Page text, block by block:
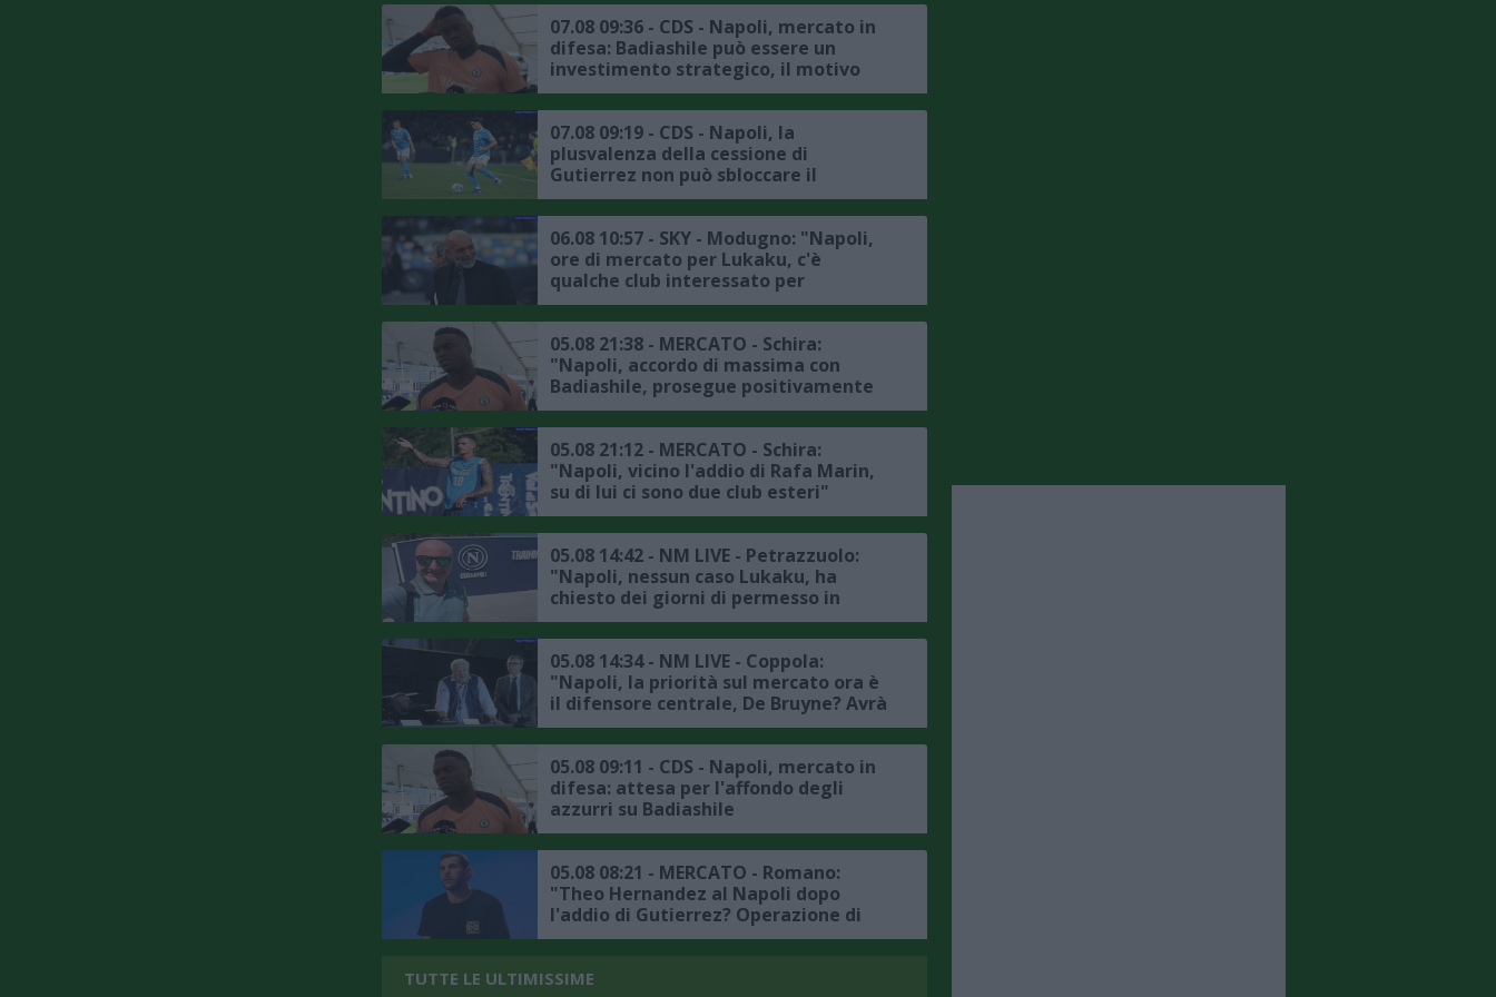
07.08 09:36 - CDS - Napoli, mercato in
difesa: Badiashile può essere un
investimento strategico, il motivo
07.08 09:19 - CDS - Napoli, la
plusvalenza della cessione di
Gutierrez non può sbloccare il
mercato, il punto
06.08 10:57 - SKY - Modugno: "Napoli,
ore di mercato per Lukaku, c'è
qualche club interessato per
l'attaccante belga, l'Atlanta non è in
pole"
05.08 21:38 - MERCATO - Schira:
"Napoli, accordo di massima con
Badiashile, prosegue positivamente
la trattativa con il Chelsea, ecco i
dettagli"
05.08 21:12 - MERCATO - Schira:
"Napoli, vicino l'addio di Rafa Marin,
su di lui ci sono due club esteri"
05.08 14:42 - NM LIVE - Petrazzuolo:
"Napoli, nessun caso Lukaku, ha
chiesto dei giorni di permesso in
accordo con la società, il punto sul
mercato"
05.08 14:34 - NM LIVE - Coppola:
"Napoli, la priorità sul mercato ora è
il difensore centrale, De Bruyne? Avrà
avuto delle rassicurazioni da Allegri"
05.08 09:11 - CDS - Napoli, mercato in
difesa: attesa per l'affondo degli
azzurri su Badiashile
05.08 08:21 - MERCATO - Romano:
"Theo Hernandez al Napoli dopo
l'addio di Gutierrez? Operazione di
fantasia, ingaggio fuori mercato per
TUTTE LE ULTIMISSIME